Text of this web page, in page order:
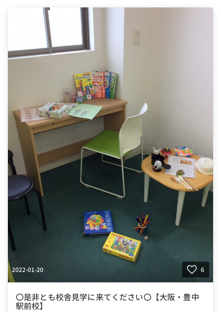
2022-01-20 6
〇是非とも校舎見学に来てください〇【大阪・豊中
駅前校】